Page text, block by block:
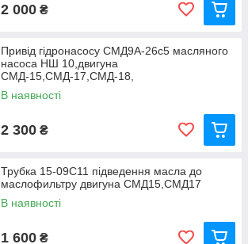
2 000 ₴
Привід гідронасосу СМД9А-26с5 масляного
насоса НШ 10,двигуна
СМД-15,СМД-17,СМД-18,
СМД-18Н.01,СМД-20,СМД-22
В наявності
2 300 ₴
Трубка 15-09С11 підведення масла до
маслофильтру двигуна СМД15,СМД17
В наявності
1 600 ₴